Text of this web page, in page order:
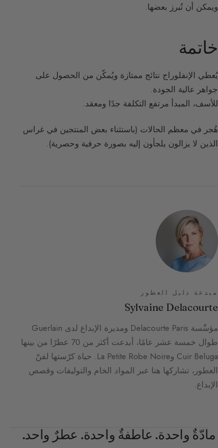
ويمكن أن تُبرز بعضها.
خاتمة
يُعطي الإنفلوراج نتائج ممتازة ويُمكّن من الحصول على
جواهر عالية الجودة.
للأسف، المبدأ مرتفع التكلفة جدًا ومعقد.
هُجر في معظم الحالات (باستثناء بعض المنتجين في غراس
الذين لا يزالون يلجأون إليه بصورة حرفية وحصرية).
مبدعة دليل العطور
Sylvaine Delacourte
مؤسِّسة Delacourte Paris ومديرة الإبداع لدى Guerlain
طوال خمسة عشر عامًا، أبدعت أكثر من 70 عطرًا من بينها
Cuir Beluga وLa Petite Robe Noire. حياة كرّستها لفنّ
العطور، تشاركها هنا عبر المواد الخام والتوليفات وقصص
الإبداع.
مادّةٌ واحدة. عاطفةٌ واحدة. عطرٌ واحد.